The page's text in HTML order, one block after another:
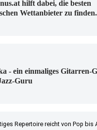
hilft dabei, die besten
Wettanbieter zu finden.
- ein einmaliges Gitarren-
Guru
Repertoire reicht von Pop bis